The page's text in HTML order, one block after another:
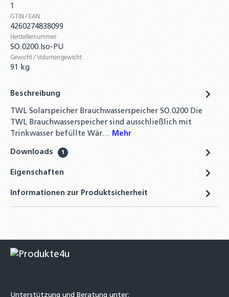
1
GTIN / EAN:
4260274838099
Herstellernummer:
SO.0200.Iso-PU
Gewicht / Volumengewicht:
91 kg
Beschreibung
TWL Solarspeicher Brauchwasserspeicher SO.0200 Die
TWL Brauchwasserspeicher sind ausschließlich mit
Trinkwasser befüllte Wär… Mehr
Downloads 1
Eigenschaften
Informationen zur Produktsicherheit
Unterstützung und Beratung unter: